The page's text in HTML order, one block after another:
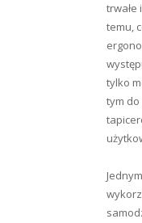
trwałe
temu,
tylko
tym